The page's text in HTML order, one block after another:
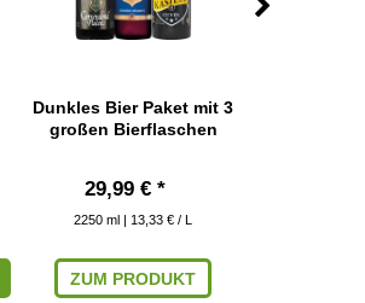
Dunkles Bier Paket mit 3
großen Bierflaschen
29,99 € *
2250 ml | 13,33 € / L
ZUM PRODUKT